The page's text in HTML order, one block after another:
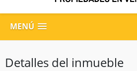
MENÚ
Detalles del inmueble